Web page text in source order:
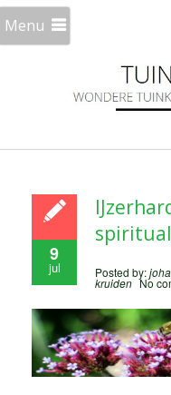
Menu
9
jul Posted by:
kruiden No